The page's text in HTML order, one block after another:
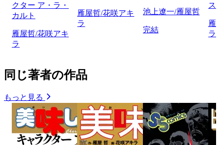
クター ア・ラ・
カルト
雁屋哲/花咲アキ
ラ
雁屋哲/花咲アキ
ラ
池上遼一/雁屋哲
完結
ス
雁
ラ
同じ著者の作品
もっと見る